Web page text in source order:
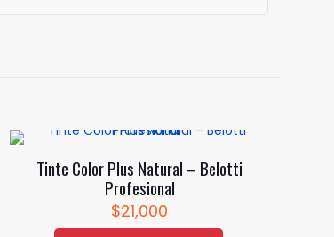
Tinte Color Plus Natural – Belotti
Profesional
$21,000